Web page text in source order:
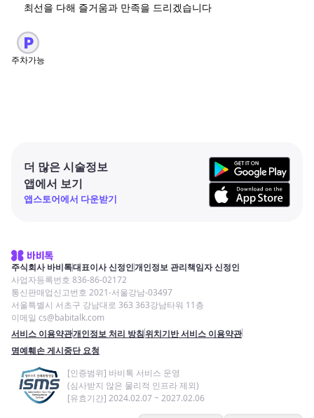
최선을 다해 즐거움과 만족을 드리겠습니다
주차가능
더 많은 시술정보
앱에서 보기
앱스토어에서 다운받기
주식회사 바비톡대표이사 신정인개인정보 관리책임자 신정인
사업자등록번호 836-86-02172
통신판매업신고번호 2021-서울강남-03497
서울특별시 서초구 강남대로 363 363강남타워 11층
이메일 cs@babitalk.com
서비스 이용약관개인정보 처리 방침위치기반 서비스 이용약관
명예훼손 게시중단 요청
[인증범위] 바비톡 서비스 운영
(심사받지 않은 물리적 인프라 제외)
[유효기간] 2024.02.07 ~ 2027.02.06